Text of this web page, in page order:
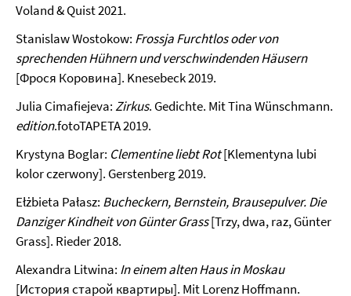
Voland & Quist 2021.
Stanislaw Wostokow: Frossja Furchtlos oder von
sprechenden Hühnern und verschwindenden Häusern
[Фрося Коровина]. Knesebeck 2019.
Julia Cimafiejeva:Zirkus. Gedichte. Mit Tina Wünschmann.
edition.fotoTAPETA 2019.
Krystyna Boglar: Clementine liebt Rot[Klementyna lubi
kolor czerwony]. Gerstenberg 2019.
Ełżbieta Pałasz: Bucheckern, Bernstein, Brausepulver. Die
Danziger Kindheit von Günter Grass[Trzy, dwa, raz, Günter
Grass]. Rieder 2018.
Alexandra Litwina: In einemalten Haus in Moskau
[История старой квартиры]. Mit Lorenz Hoffmann.